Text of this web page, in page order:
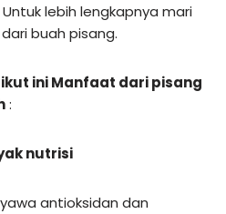
lebih lengkapnya mari
buah pisang.
ini Manfaat dari pisang
:
nutrisi
antioksidan dan